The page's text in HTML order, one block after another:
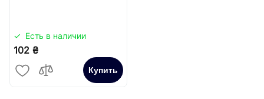
Есть в наличии
102 ₴
Купить